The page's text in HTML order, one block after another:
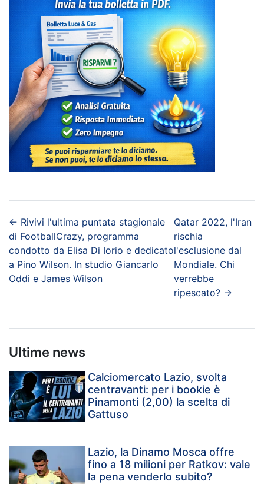
← Rivivi l'ultima puntata stagionale
di FootballCrazy, programma
condotto da Elisa Di Iorio e dedicato
a Pino Wilson. In studio Giancarlo
Oddi e James Wilson
Qatar 2022, l'Iran
rischia
l'esclusione dal
Mondiale. Chi
verrebbe
ripescato?→
Ultime news
Calciomercato Lazio, svolta
centravanti: per i bookie è
Pinamonti (2,00) la scelta di
Gattuso
Lazio, la Dinamo Mosca offre
fino a 18 milioni per Ratkov: vale
la pena venderlo subito?